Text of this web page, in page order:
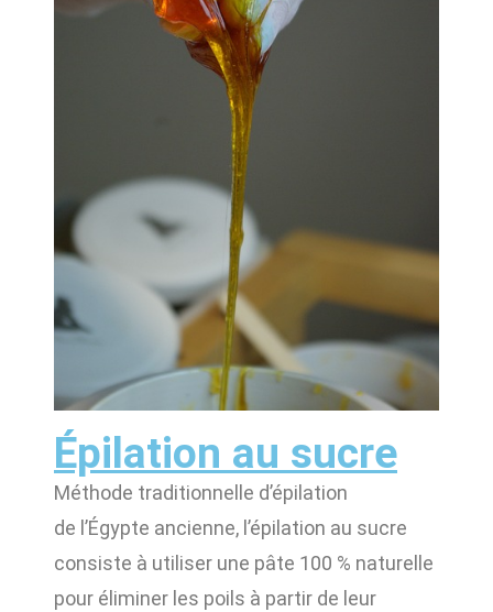
Épilation au sucre
Méthode traditionnelle d’épilation
de l’Égypte ancienne, l’épilation au sucre
consiste à utiliser une pâte 100 % naturelle
pour éliminer les poils à partir de leur